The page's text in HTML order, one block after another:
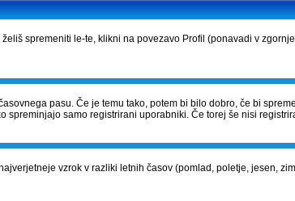
spremeniti le-te, klikni na povezavo Profil (ponavadi v
pasu. Če je temu tako, potem bi bilo dobro, če bi
spreminjajo samo registrirani uporabniki. Če torej še nisi
vzrok v razliki letnih časov (pomlad, poletje, jesen,